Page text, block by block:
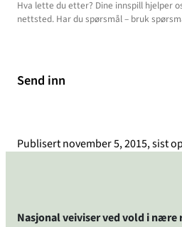
Send inn
Publisertnovember 5, 2015, sist
Nasjonal veiviser ved vold i